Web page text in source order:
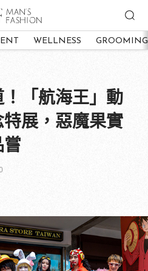
WELLNESS GROOMING
「航海王」動
展，惡魔果實
嘗